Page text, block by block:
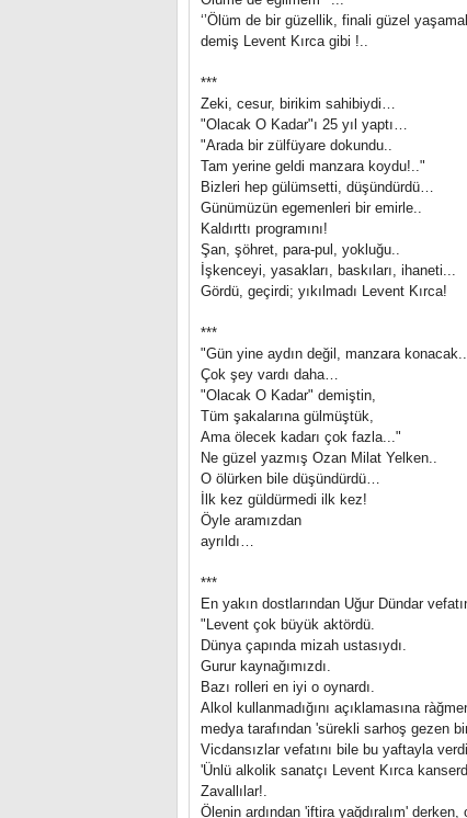
‘’Ölüm de bir güzellik, finali güzel
demiş Levent Kırca gibi !..
***
Zeki, cesur, birikim sahibiydi…
"Olacak O Kadar"ı 25 yıl yaptı…
"Arada bir zülfüyare dokundu..
Tam yerine geldi manzara koydu!.."
Bizleri hep gülümsetti, düşündürdü…
Günümüzün egemenleri bir emirle..
Kaldırttı programını!
Şan, şöhret, para-pul, yokluğu..
İşkenceyi, yasakları, baskıları, ihaneti...
Gördü, geçirdi; yıkılmadı Levent Kırca!
***
"Gün yine aydın değil, manzara konacak..
Çok şey vardı daha…
"Olacak O Kadar" demiştin,
Tüm şakalarına gülmüştük,
Ama ölecek kadarı çok fazla..."
Ne güzel yazmış Ozan Milat Yelken..
O ölürken bile düşündürdü…
İlk kez güldürmedi ilk kez!
Öyle aramızdan
ayrıldı…
***
En yakın dostlarından Uğur Dündar
"Levent çok büyük aktördü.
Dünya çapında mizah ustasıydı.
Gurur kaynağımızdı.
Bazı rolleri en iyi o oynardı.
Alkol kullanmadığını açıklamasına
medya tarafından 'sürekli sarhoş gezen
Vicdansızlar vefatını bile bu yaftayla
'Ünlü alkolik sanatçı Levent Kırca
Zavallılar!.
Ölenin ardından 'iftira yağdıralım'